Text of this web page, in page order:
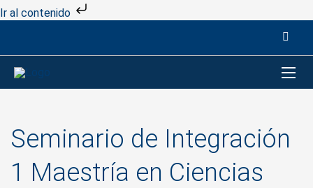
Ir al contenido
Seminario de Integración
1 Maestría en Ciencias